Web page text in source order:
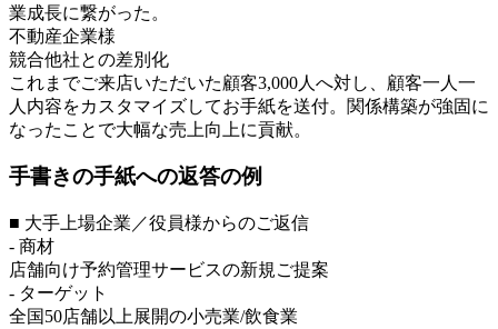
業成長に繋がった。
不動産企業様
競合他社との差別化
これまでご来店いただいた顧客3,000人へ対し、顧客一人一
人内容をカスタマイズしてお手紙を送付。関係構築が強固に
なったことで大幅な売上向上に貢献。
手書きの手紙への返答の例
■ 大手上場企業／役員様からのご返信
- 商材
店舗向け予約管理サービスの新規ご提案
- ターゲット
全国50店舗以上展開の小売業/飲食業